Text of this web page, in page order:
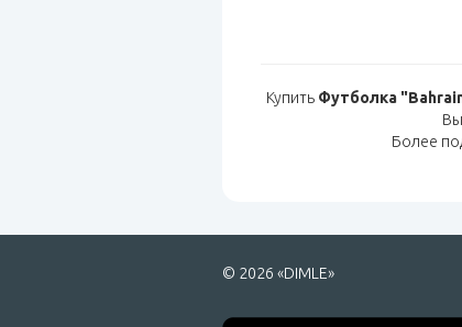
Купить Футболка
Более
© 2026 «DIMLE»